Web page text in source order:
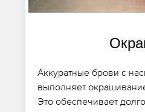
Аккуратные брови с
выполняет
Это обеспечивает